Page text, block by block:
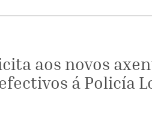
aos novos
á Policía